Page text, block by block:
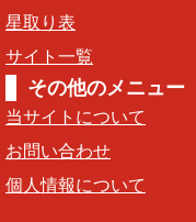
星取り表
サイト一覧
その他のメニュー
当サイトについて
お問い合わせ
個人情報について